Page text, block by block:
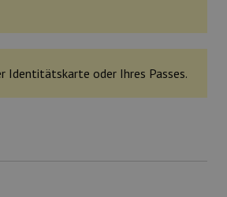
Identitätskarte oder Ihres Passes.